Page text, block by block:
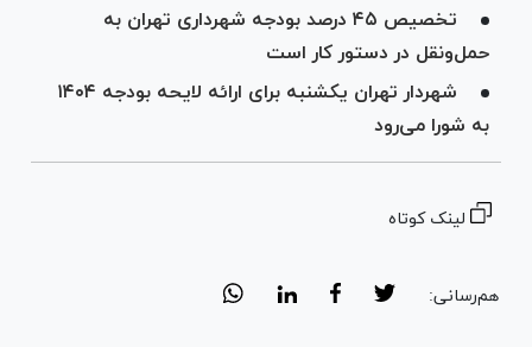
تخصیص ۴۵ درصد بودجه شهرداری تهران به
حمل‌ونقل در دستور کار است
شهردار تهران یکشنبه برای ارائه لایحه بودجه ۱۴۰۴
به شورا می‌رود
لینک کوتاه
هم‌رسانی: